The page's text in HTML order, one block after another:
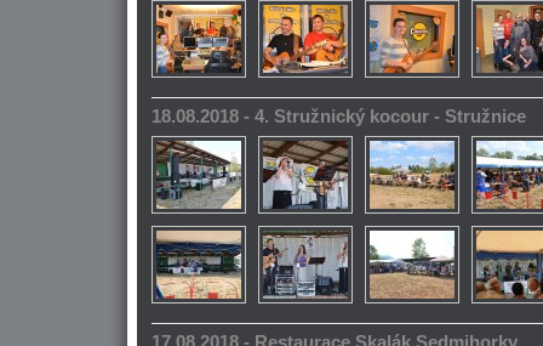
18.08.2018 - 4. Stružnický kocour - Stružnice